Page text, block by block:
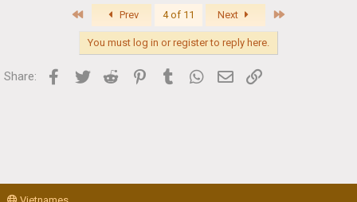
Prev 4 of 11 Next
You must log in or register to reply here.
Share: Facebook
Twitter Reddit PinterestTumblr WhatsApp
Email